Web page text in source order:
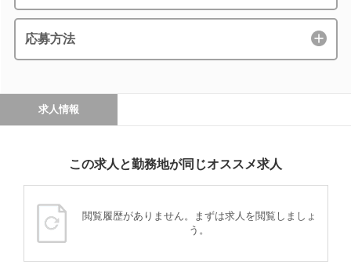
応募方法
求人情報
この求人と勤務地が同じオススメ求人
閲覧履歴がありません。まずは求人を閲覧しましょ
う。